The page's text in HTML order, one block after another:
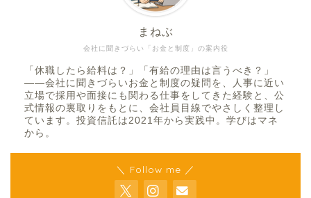
会社に聞きづらい「お金と制度」の案内役
まねぶ
「休職したら給料は？」「有給の理由は言うべき？」
——会社に聞きづらいお金と制度の疑問を、人事に近い
立場で採用や面接にも関わる仕事をしてきた経験と、公
式情報の裏取りをもとに、会社員目線でやさしく整理し
ています。投資信託は2021年から実践中。学びはマネ
から。
＼ Follow me ／